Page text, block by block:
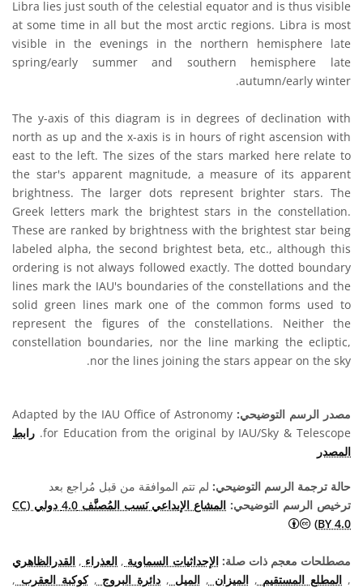
Libra lies just south of the celestial equator and is thus visible
at some time in all but the most arctic regions. Libra is most
visible in the evenings in the northern hemisphere late
spring/early summer and southern hemisphere late
autumn/early winter.
The y-axis of this diagram is in degrees of declination with
north as up and the x-axis is in hours of right ascension with
east to the left. The sizes of the stars marked here relate to
the star's apparent magnitude, a measure of its apparent
brightness. The larger dots represent brighter stars. The
Greek letters mark the brightest stars in the constellation.
These are ranked by brightness with the brightest star being
labeled alpha, the second brightest beta, etc., although this
ordering is not always followed exactly. The dotted boundary
lines mark the IAU's boundaries of the constellations and the
solid green lines mark one of the common forms used to
represent the figures of the constellations. Neither the
constellation boundaries, nor the line marking the ecliptic,
nor the lines joining the stars appear on the sky.
مصدر الرسم التوضيحي: Adapted by the IAU Office of Astronomy
for Education from the original by IAU/Sky & Telescope. رابط
المصدر
حالة ترجمة الرسم التوضيحي: لم تتم الموافقة من قبل مُراجع بعد
ترخيص الرسم التوضيحي:
المشاع الإبداعي نَسب المُصنَّف 4.0 دولي (CC
BY 4.0)
المشاع الإبداعي نَسب المُصنَّف 4.0 دولي (CC BY 4.0) أيقونات
مصطلحات معجم ذات صلة: الإحداثيات السماوية , العذراء , القدرالظاهري
, المطلع المستقيم ,الميزان ,الميل , دائرة البروج ,كوكبة العقرب ,